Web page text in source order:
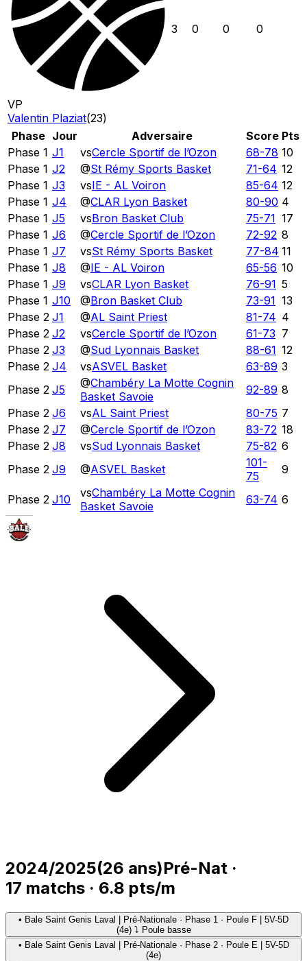
VP
Valentin Plaziat(23)
3 0 0 0
Phase Jour Adversaire Score Pts
Phase 1 J1 vsCercle Sportif de l’Ozon 68-78 10
Phase 1 J2 @St Rémy Sports Basket 71-64 12
Phase 1 J3 vsIE - AL Voiron 85-64 12
Phase 1 J4 @CLAR Lyon Basket 80-90 4
Phase 1 J5 vsBron Basket Club 75-71 17
Phase 1 J6 @Cercle Sportif de l’Ozon 72-92 8
Phase 1 J7 vsSt Rémy Sports Basket 77-84 11
Phase 1 J8 @IE - AL Voiron 65-56 10
Phase 1 J9 vsCLAR Lyon Basket 76-91 5
Phase 1 J10 @Bron Basket Club 73-91 13
Phase 2 J1 @AL Saint Priest 81-74 4
Phase 2 J2 vsCercle Sportif de l’Ozon 61-73 7
Phase 2 J3 @Sud Lyonnais Basket 88-61 12
Phase 2 J4 vsASVEL Basket 63-89 3
Phase 2 J5 @Chambéry La Motte Cognin
Basket Savoie
92-89 8
Phase 2 J6 vsAL Saint Priest 80-75 7
Phase 2 J7 @Cercle Sportif de l’Ozon 83-72 18
Phase 2 J8 vsSud Lyonnais Basket 75-82 6
Phase 2 J9 @ASVEL Basket 101-
75
9
Phase 2 J10 vsChambéry La Motte Cognin
Basket Savoie
63-74 6
2024/2025(26 ans)Pré-Nat ·
17 matchs · 6.8 pts/m
• Bale Saint Genis Laval | Pré-Nationale · Phase 1 · Poule F | 5V-5D
(4e) ⤵ Poule basse
• Bale Saint Genis Laval | Pré-Nationale · Phase 2 · Poule E | 5V-5D
(4e)